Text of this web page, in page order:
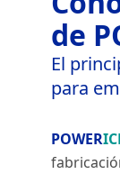
de
El
para
POWER